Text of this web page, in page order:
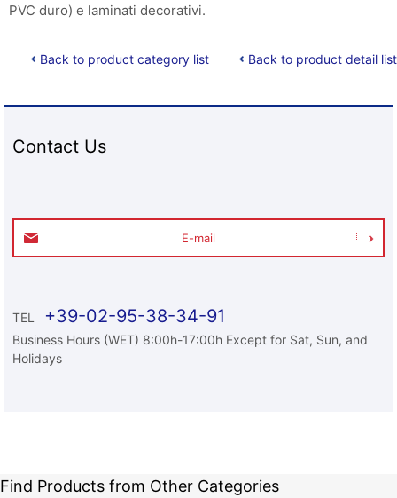
PVC duro) e laminati decorativi.
Back to product category list Back to product detail list
Contact Us
E-mail
TEL +39-02-95-38-34-91
Business Hours (WET) 8:00h-17:00h Except for Sat, Sun, and
Holidays
Find Products from Other Categories